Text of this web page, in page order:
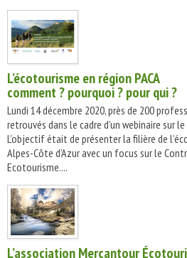
L’écotourisme en région PACA
comment ? pourquoi ? pour qui ?
Lundi 14 décembre 2020, près de 200
retrouvés dans le cadre d’un webinaire sur
L’objectif était de présenter la filière de
Alpes-Côte d’Azur avec un focus sur le
Ecotourisme....
L’association Mercantour